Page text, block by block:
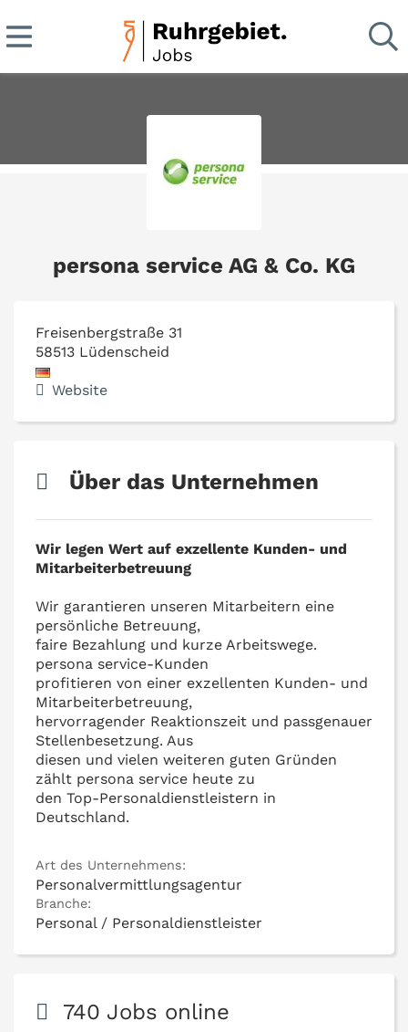
persona service AG & Co. KG
Freisenbergstraße 31
58513 Lüdenscheid
Website
Über das Unternehmen
Wir legen Wert auf exzellente Kunden- und
Mitarbeiterbetreuung
Wir garantieren unseren Mitarbeitern eine
persönliche Betreuung,
faire Bezahlung und kurze Arbeitswege.
persona service-Kunden
profitieren von einer exzellenten Kunden- und
Mitarbeiterbetreuung,
hervorragender Reaktionszeit und passgenauer
Stellenbesetzung. Aus
diesen und vielen weiteren guten Gründen
zählt persona service heute zu
den Top-Personaldienstleistern in
Deutschland.
Art des Unternehmens:
Personalvermittlungsagentur
Branche:
Personal / Personaldienstleister
740 Jobs online